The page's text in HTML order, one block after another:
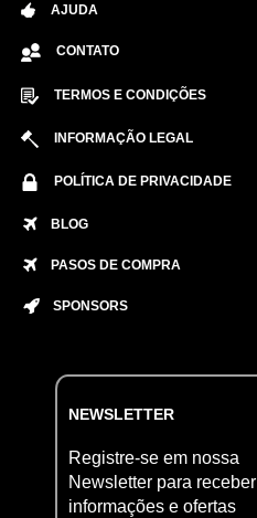
AJUDA
CONTATO
TERMOS E CONDIÇÕES
INFORMAÇÃO LEGAL
POLÍTICA DE PRIVACIDADE
BLOG
PASOS DE COMPRA
SPONSORS
NEWSLETTER
Registre-se em nossa
Newsletter para receber
informações e ofertas